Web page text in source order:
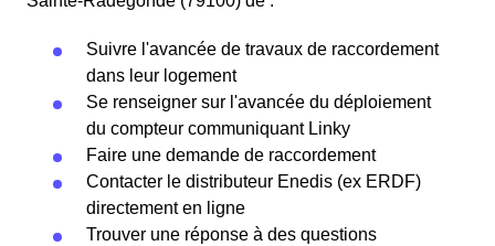
Suivre l'avancée de travaux de raccordement
dans leur logement
Se renseigner sur l'avancée du déploiement
du compteur communiquant Linky
Faire une demande de raccordement
Contacter le distributeur Enedis (ex ERDF)
directement en ligne
Trouver une réponse à des questions